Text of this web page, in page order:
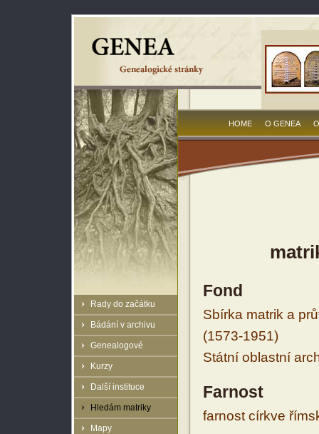
Rady do začátku
Bádání v archivu
Genealogové
Kurzy
Další instituce
Hledám matriky
Mapy
HOME O GENEA
Fond
Sbírka matrik a
(1573-1951)
Státní oblastní
Farnost
farnost církve